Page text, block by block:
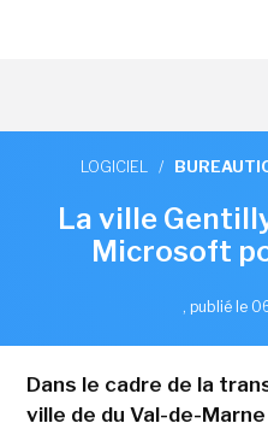
LOGICIEL /
La ville
Microsoft
, publié le
Dans le cadre de la
ville de du Val-de-